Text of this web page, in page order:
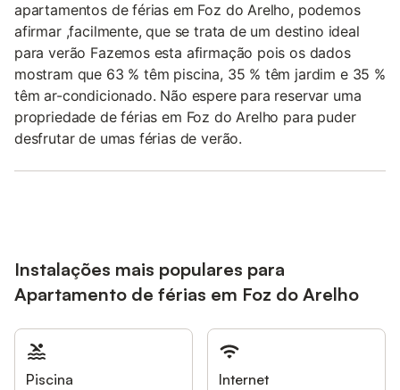
apartamentos de férias em Foz do Arelho, podemos
afirmar ,facilmente, que se trata de um destino ideal
para verão Fazemos esta afirmação pois os dados
mostram que 63 % têm piscina, 35 % têm jardim e 35 %
têm ar-condicionado. Não espere para reservar uma
propriedade de férias em Foz do Arelho para puder
desfrutar de umas férias de verão.
Instalações mais populares para
Apartamento de férias em Foz do Arelho
Piscina Internet